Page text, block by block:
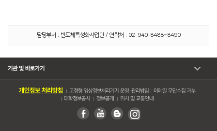
담당부서 : 반도체특성화사업단 / 연락처 : 02-940-8488~8490
기관 및 바로가기
개인정보 처리방침 고정형 영상정보처리기기 운영・관리방침
이메일 무단수집 거부
대학정보공시
정보공개 위치 및 교통안내